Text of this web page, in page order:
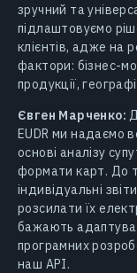
зручний та
підлаштовуємо
клієнтів, адже на
фактори: бізнес-
продукції,
Євген Марченко:
EUDR ми надаємо
основі аналізу
формати карт. До
індивідуальні
розсилати їх
бажають
програмних
наш API.